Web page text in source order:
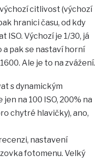
citlivost (výchozí
hranici času, od kdy
ISO. Výchozí je 1/30, já
a pak se nastaví horní
Ale je to na zvážení.
s dynamickým
na 100 ISO, 200% na
chytré hlavičky), ano,
nastavení
fotomenu. Velký